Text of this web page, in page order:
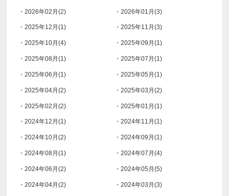
・2026年02月(2) ・2026年01月(3)
・2025年12月(1) ・2025年11月(3)
・2025年10月(4) ・2025年09月(1)
・2025年08月(1) ・2025年07月(1)
・2025年06月(1) ・2025年05月(1)
・2025年04月(2) ・2025年03月(2)
・2025年02月(2) ・2025年01月(1)
・2024年12月(1) ・2024年11月(1)
・2024年10月(2) ・2024年09月(1)
・2024年08月(1) ・2024年07月(4)
・2024年06月(2) ・2024年05月(5)
・2024年04月(2) ・2024年03月(3)